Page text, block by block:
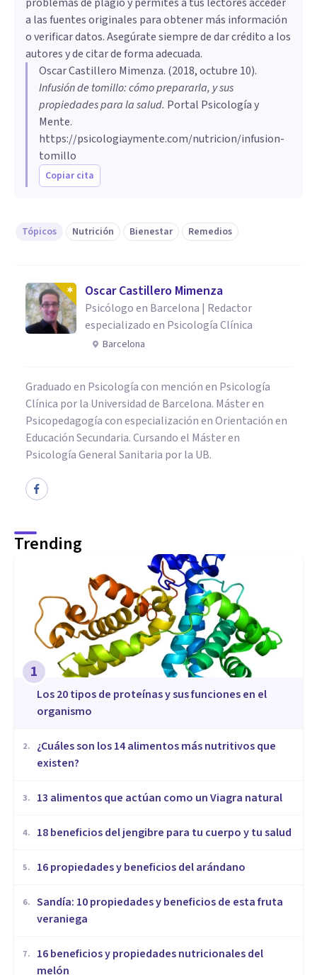
a las fuentes originales para obtener más información
o verificar datos. Asegúrate siempre de dar crédito a los
autores y de citar de forma adecuada.
Oscar Castillero Mimenza. (2018, octubre 10).
Infusión de tomillo: cómo prepararla, y sus
propiedades para la salud. Portal Psicología y
Mente.
https://psicologiaymente.com/nutricion/infusion-
tomillo
Copiar cita
Tópicos Nutrición Bienestar Remedios
Oscar Castillero Mimenza
Psicólogo en Barcelona | Redactor
especializado en Psicología Clínica
Barcelona
Graduado en Psicología con mención en Psicología
Clínica por la Universidad de Barcelona. Máster en
Psicopedagogía con especialización en Orientación en
Educación Secundaria. Cursando el Máster en
Psicología General Sanitaria por la UB.
Trending
1
​Los 20 tipos de proteínas y sus funciones en el
organismo
2.
¿Cuáles son los 14 alimentos más nutritivos que
existen?
3. 13 alimentos que actúan como un Viagra natural
4. 18 beneficios del jengibre para tu cuerpo y tu salud
5. 16 propiedades y beneficios del arándano
6. Sandía: 10 propiedades y beneficios de esta fruta
veraniega
7.
16 beneficios y propiedades nutricionales del
melón